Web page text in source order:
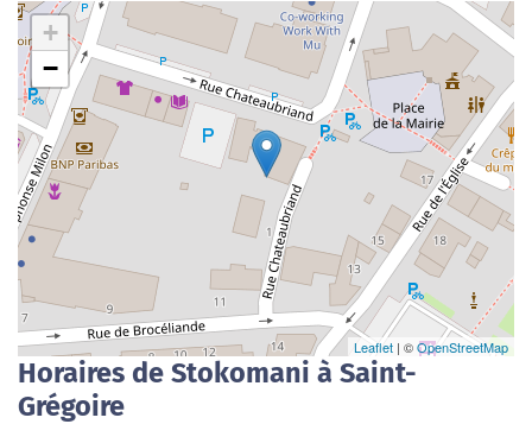
+
−
Leaflet | ©OpenStreetMap
Horaires de Stokomani à Saint-
Grégoire